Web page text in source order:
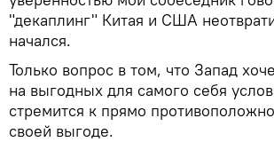
"декаплинг" Китая и США
начался.
Только вопрос в том, что Запад
на выгодных для самого себя
стремится к прямо
своей выгоде.